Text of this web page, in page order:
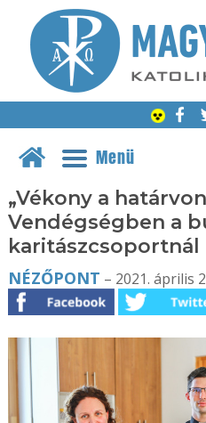
Menü
„Vékony a
Vendégségben a
karitászcsoportnál
NÉZŐPONT – 2021. április